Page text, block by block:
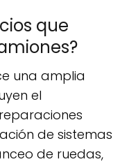
que
una amplia
el
de sistemas
de ruedas,